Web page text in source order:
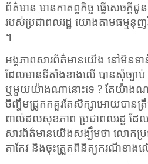
ព័ត៌មាន មានកាតព្វកិច្ច ធ្វើសេច
របស់ប្រជាពលរដ្ឋ យោងតាមធម្មនុញវិ
។
អង្គភាពសារព័ត៌មានយើង នៅមិនទ
ដែលមានទីតាំងខាងលើ បានសុំច្ប
ឬមួយយ៉ាងណានោះទេ ? តែយ៉ាងណ
ចិញ្ចឹមជ្រូកកគួរតែសិក្សាអោយបានត្រឹ
ពាល់ដលសុខភាព ប្រជាពលរដ្ឋ ដែល
សារព័ត៌មានយើងសង្ឃឹមថា លោកប្រធា
តាកែវ និងចុះត្រួតពិនិត្យករណីខាង